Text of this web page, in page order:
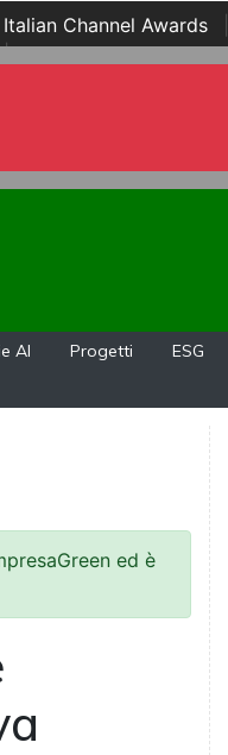
Italian Channel Awards
...
AI Progetti ESG
ed è